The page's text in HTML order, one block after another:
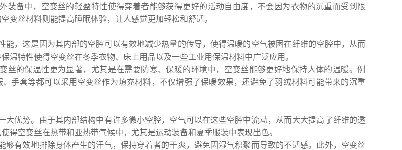
装备中，空变丝的轻盈特性使得穿着者能够获得更好的活动自由度，不会因为衣物的沉重而受到限
变丝材料则能提高睡眠体验，让人感觉更加轻松和舒适。
能，这是因为其内部的空腔可以有效地减少热量的传导，使得温暖的空气被困在纤维的空腔中，从而
温特性使得空变丝在冬季衣物、床上用品以及一些工业用保温材料中广泛应用。
丝的保温性更为显著，尤其是在需要防寒、保暖的环境中，空变丝能够更好地保持人体的温暖。例
手套等都可以采用空变丝作为填充材料，不仅增强了保暖效果，还避免了羽绒材料可能带来的沉重
大优势。由于其内部结构中有许多微小空腔，空气可以在这些空腔中流动，从而大大提高了纤维的透
得空变丝在热带和亚热带气候中，尤其是运动装备和夏季服装中表现出色。
够有效地排除身体产生的汗气，保持穿着者的干爽，避免因湿气积聚而导致的不适感。此外，空变丝